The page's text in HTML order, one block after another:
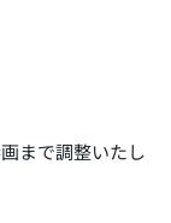
まで調整いたし